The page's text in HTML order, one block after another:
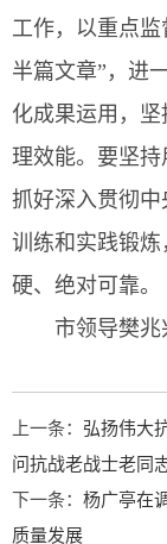
工作，以重点
半篇文章”，进
化成果运用，
理效能。要坚
抓好深入贯彻
训练和实践锻
硬、绝对可靠。
市领导樊兆
上一条： 弘扬伟大
问抗战老战士老同
下一条： 杨广亭在
质量发展